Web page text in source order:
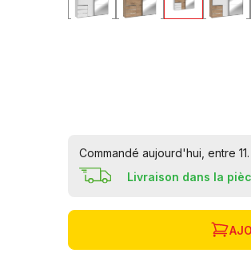
Commandé aujourd'hui, entre
Livraison dans la